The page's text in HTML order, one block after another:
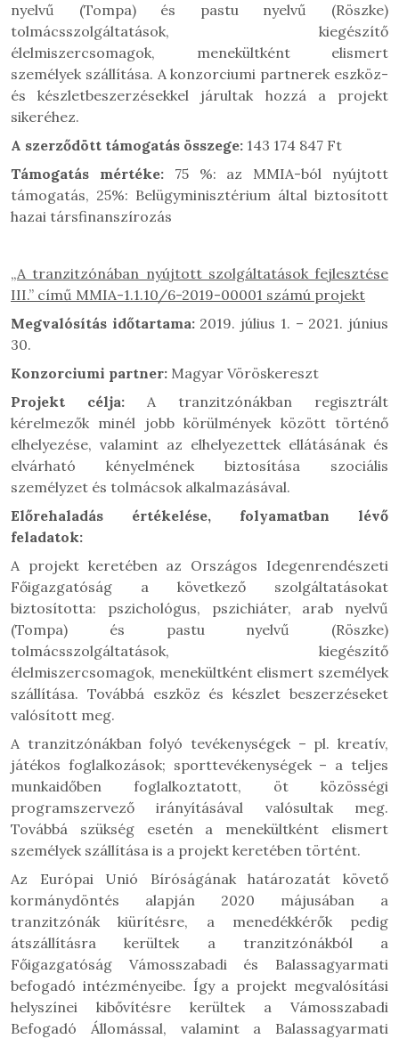
nyelvű (Tompa) és pastu nyelvű (Röszke)
tolmácsszolgáltatások, kiegészítő
élelmiszercsomagok,
menekültként elismert
személyek szállítása. A konzorciumi partnerek eszköz-
és készletbeszerzésekkel járultak hozzá a projekt
sikeréhez.
A szerződött támogatás összege: 143 174 847 Ft
Támogatás mértéke:
75 %: az MMIA-ból nyújtott
támogatás, 25%: Belügyminisztérium által biztosított
hazai társfinanszírozás
„A tranzitzónában nyújtott szolgáltatások fejlesztése
III.” című MMIA-1.1.10/6-2019-00001 számú projekt
Megvalósítás időtartama: 2019. július 1. – 2021. június
30.
Konzorciumi partner: Magyar Vöröskereszt
Projekt célja:
A tranzitzónákban regisztrált
kérelmezők minél jobb körülmények között történő
elhelyezése, valamint az elhelyezettek ellátásának és
elvárható kényelmének biztosítása szociális
személyzet és tolmácsok alkalmazásával.
Előrehaladás értékelése, folyamatban lévő
feladatok:
A projekt keretében az Országos Idegenrendészeti
Főigazgatóság a következő szolgáltatásokat
biztosította: pszichológus, pszichiáter, arab nyelvű
(Tompa) és pastu nyelvű (Röszke)
tolmácsszolgáltatások, kiegészítő
élelmiszercsomagok, menekültként elismert személyek
szállítása. Továbbá eszköz és készlet beszerzéseket
valósított meg.
A tranzitzónákban folyó tevékenységek – pl. kreatív,
játékos foglalkozások; sporttevékenységek – a teljes
munkaidőben foglalkoztatott, öt közösségi
programszervező irányításával valósultak meg.
Továbbá szükség esetén a menekültként elismert
személyek szállítása is a projekt keretében történt.
Az Európai Unió Bíróságának határozatát követő
kormánydöntés alapján 2020 májusában a
tranzitzónák kiürítésre, a menedékkérők pedig
átszállításra kerültek a tranzitzónákból a
Főigazgatóság Vámosszabadi és Balassagyarmati
befogadó intézményeibe. Így a projekt megvalósítási
helyszínei kibővítésre kerültek a Vámosszabadi
Befogadó Állomással, valamint a Balassagyarmati